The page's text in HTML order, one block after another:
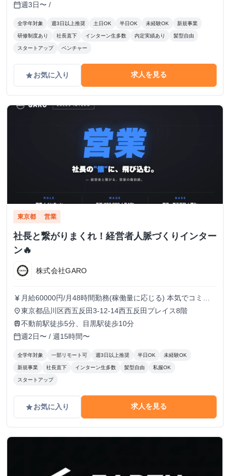
calendar_today週3日〜 /
全学年対象 週3日以上推奨 土日OK 半日OK 未経験OK 新規事業
研修制度あり 社長直下 インターン生多数 内定実績あり 髪型自由
スタートアップ ベンチャー
gradeお気に入り 求人を見る
東京都 営業
社長と繋がりまくれ！経営者人脈づくりインター
ン🔥
株式会社GARO
currency_yen 月給60000円/月48時間勤務(稼働量に応じる) 本気でコミッ
トすれば、学生でも圧倒的な実績と報酬を得られる環境で
す！
place東京都品川区西五反田3-12-14西五反田プレイス8階
train不動前駅徒歩5分、目黒駅徒歩10分
calendar_today週2日〜 / 週15時間〜
全学年対象 一部リモート可 週3日以上推奨 半日OK 未経験OK
新規事業 社長直下 インターン生多数 髪型自由 私服OK
スタートアップ
gradeお気に入り 求人を見る